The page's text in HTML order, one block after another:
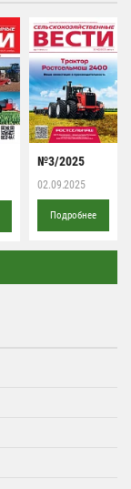
№3/2025
02.09.2025
Подробнее